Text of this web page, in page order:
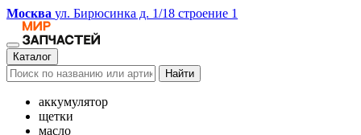
Москва ул. Бирюсинка д. 1/18 строение 1
Каталог
Найти
аккумулятор
щетки
масло